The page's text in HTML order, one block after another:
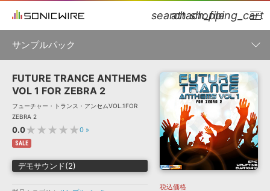
ソフト音源 »
プラグイン・エフェクト »
サンプルパック »
キャンペーン »
特集 »
製品サポート情報 »
search
初音ミク NT 鏡音リン・レン V4X 巡音ルカ V4X
MEIKO V3
KAITO V3
VOCALOID
SPITFIRE AUDIO
VIENNA
EZ DRUMMER 3 SERUM
ライセンスフリーBGM
サンプルパックを試そう
ボーカル抜き出し
DUBSTEP
ELECTRONICA
MUTANT
ROUTER.FM
SONOCA
ソフト音源 プラグイン・エフェクト
attach_file
shopping_cart
サンプルパック
製品一覧
ジャンル
メーカー
FUTURE TRANCE ANTHEMS
VOL 1 FOR ZEBRA 2
フューチャー・トランス・アンセムVOL.1FOR
ZEBRA 2
0.0★★★★★0 »
SALE
デモサウンド(2)
税込価格